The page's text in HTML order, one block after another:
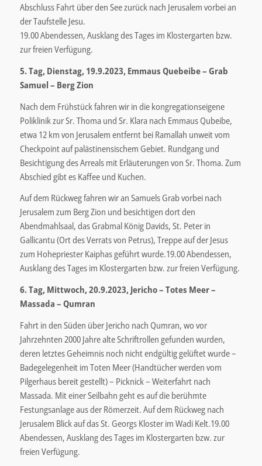
Abschluss Fahrt über den See zurück nach Jerusalem vorbei an
der Taufstelle Jesu.
19.00 Abendessen, Ausklang des Tages im Klostergarten bzw.
zur freien Verfügung.
5. Tag, Dienstag, 19.9.2023, Emmaus Quebeibe – Grab
Samuel – Berg Zion
Nach dem Frühstück fahren wir in die kongregationseigene
Poliklinik zur Sr. Thoma und Sr. Klara nach Emmaus Qubeibe,
etwa 12 km von Jerusalem entfernt bei Ramallah unweit vom
Checkpoint auf palästinensischem Gebiet. Rundgang und
Besichtigung des Arreals mit Erläuterungen von Sr. Thoma. Zum
Abschied gibt es Kaffee und Kuchen.
Auf dem Rückweg fahren wir an Samuels Grab vorbei nach
Jerusalem zum Berg Zion und besichtigen dort den
Abendmahlsaal, das Grabmal König Davids, St. Peter in
Gallicantu (Ort des Verrats von Petrus), Treppe auf der Jesus
zum Hohepriester Kaiphas geführt wurde.19.00 Abendessen,
Ausklang des Tages im Klostergarten bzw. zur freien Verfügung.
6. Tag, Mittwoch, 20.9.2023, Jericho – Totes Meer –
Massada – Qumran
Fahrt in den Süden über Jericho nach Qumran, wo vor
Jahrzehnten 2000 Jahre alte Schriftrollen gefunden wurden,
deren letztes Geheimnis noch nicht endgültig gelüftet wurde –
Badegelegenheit im Toten Meer (Handtücher werden vom
Pilgerhaus bereit gestellt) – Picknick – Weiterfahrt nach
Massada. Mit einer Seilbahn geht es auf die berühmte
Festungsanlage aus der Römerzeit. Auf dem Rückweg nach
Jerusalem Blick auf das St. Georgs Kloster im Wadi Kelt.19.00
Abendessen, Ausklang des Tages im Klostergarten bzw. zur
freien Verfügung.